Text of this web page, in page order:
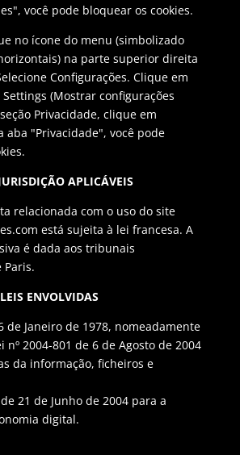
você pode bloquear os cookies.
no ícone do menu (simbolizado
na parte superior direita
Configurações. Clique em
(Mostrar configurações
Privacidade, clique em
aba "Privacidade", você pode
APLICÁVEIS
relacionada com o uso do site
está sujeita à lei francesa. A
é dada aos tribunais
Paris.
ENVOLVIDAS
de Janeiro de 1978, nomeadamente
nº 2004-801 de 6 de Agosto de 2004
da informação, ficheiros e
21 de Junho de 2004 para a
digital.